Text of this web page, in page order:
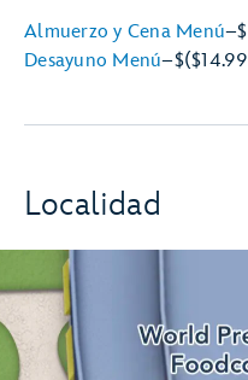
Almuerzo y Cena Menú–$
Desayuno Menú–$($14.99
Localidad